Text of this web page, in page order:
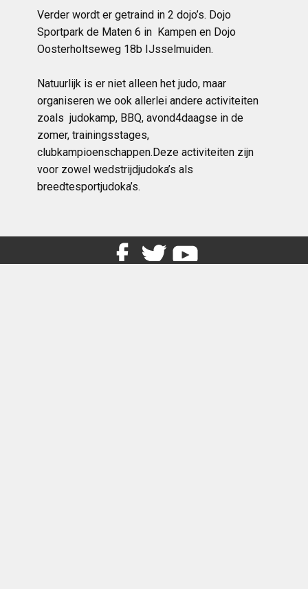
Verder wordt er getraind in 2 dojo’s. Dojo
Sportpark de Maten 6 in Kampen en Dojo
Oosterholtseweg 18b IJsselmuiden.
Natuurlijk is er niet alleen het judo, maar
organiseren we ook allerlei andere activiteiten
zoals judokamp, BBQ, avond4daagse in de
zomer, trainingsstages,
clubkampioenschappen.Deze activiteiten zijn
voor zowel wedstrijdjudoka’s als
breedtesportjudoka’s.